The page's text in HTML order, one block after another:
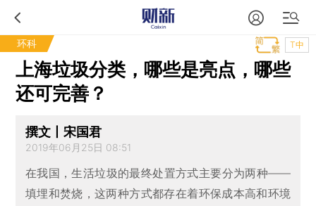
环科 T中
上海垃圾分类，哪些是亮点，哪些
还可完善？
撰文丨宋国君
2019年06月25日 08:51
在我国，生活垃圾的最终处置方式主要分为两种——
填埋和焚烧，这两种方式都存在着环保成本高和环境